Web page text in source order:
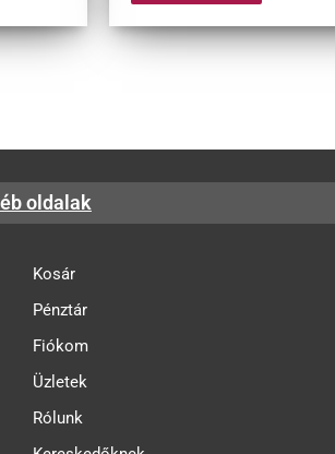
oldalak
Kosár
Pénztár
Fiókom
Üzletek
Rólunk